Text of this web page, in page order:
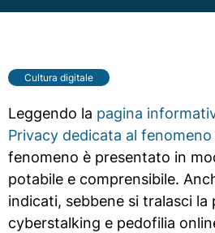
Cultura digitale
Leggendo la pagina
Privacy dedicata al
fenomeno è presentato in
potabile e comprensibile.
indicati, sebbene si tralasci la
cyberstalking e pedofilia